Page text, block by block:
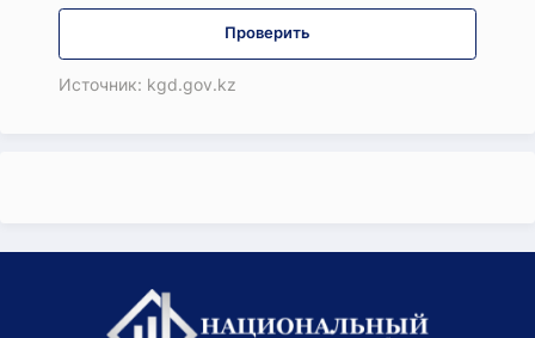
Проверить
Источник: kgd.gov.kz